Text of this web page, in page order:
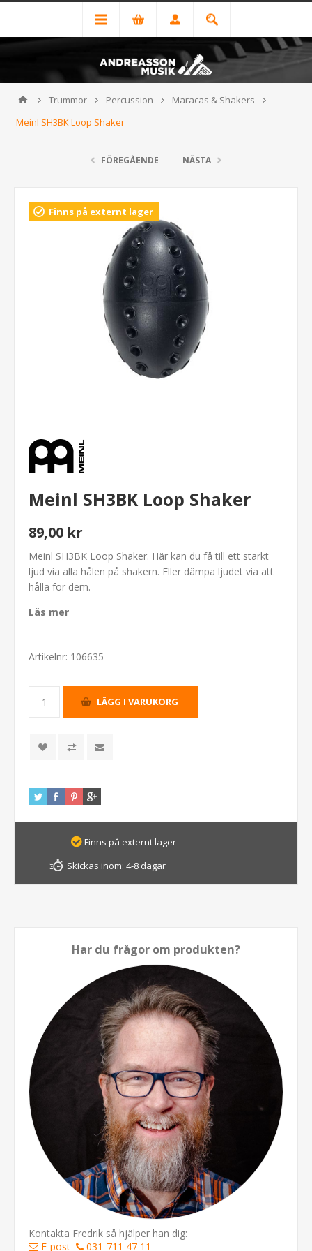
Trummor Percussion
Maracas & Shakers
Meinl SH3BK Loop Shaker
FÖREGÅENDE NÄSTA
Finns på externt lager
Meinl SH3BK Loop Shaker
89,00 kr
Meinl SH3BK Loop Shaker. Här kan du få till ett starkt
ljud via alla hålen på shakern. Eller dämpa ljudet via att
hålla för dem.
Läs mer
Artikelnr: 106635
Finns på externt lager
Skickas inom: 4-8 dagar
Har du frågor om produkten?
Kontakta Fredrik så hjälper han dig:
E-post
031-711 47 11